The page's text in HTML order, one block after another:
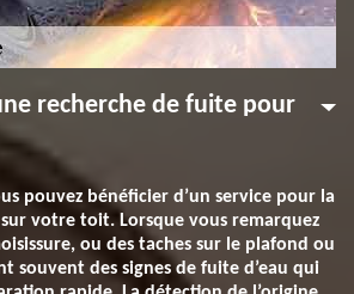
recherche de fuite pour
pouvez bénéficier d’un service pour la
votre toit. Lorsque vous remarquez
ou des taches sur le plafond ou
souvent des signes de fuite d’eau qui